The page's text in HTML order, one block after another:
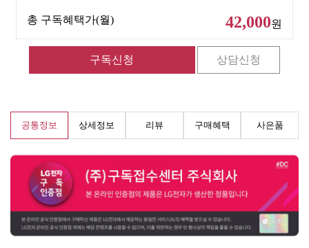
총 구독혜택가(월) 42,000원
공통정보 상세정보 리뷰 구매혜택 사은품